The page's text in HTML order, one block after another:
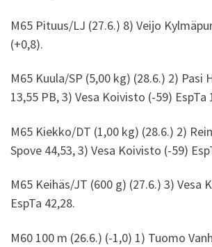
M65 Pituus/LJ (27.6.) 8) Veijo
(+0,8).
M65 Kuula/SP (5,00 kg) (28.6.) 2) Pasi
13,55 PB, 3) Vesa Koivisto (-59) EspTa
M65 Kiekko/DT (1,00 kg) (28.6.) 2)
Spove 44,53, 3) Vesa Koivisto (-59)
M65 Keihäs/JT (600 g) (27.6.) 3) Vesa
EspTa 42,28.
M60 100 m (26.6.) (-1,0) 1) Tuomo